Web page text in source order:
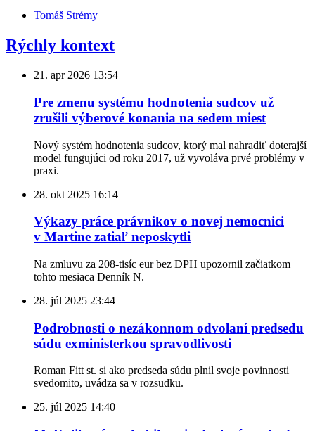
Tomáš Strémy
Rýchly kontext
21. apr 2026 13:54
Pre zmenu systému hodnotenia sudcov už
zrušili výberové konania na sedem miest
Nový systém hodnotenia sudcov, ktorý mal nahradiť doterajší
model fungujúci od roku 2017, už vyvoláva prvé problémy v
praxi.
28. okt 2025 16:14
Výkazy práce právnikov o novej nemocnici
v Martine zatiaľ neposkytli
Na zmluvu za 208-tisíc eur bez DPH upozornil začiatkom
tohto mesiaca Denník N.
28. júl 2025 23:44
Podrobnosti o nezákonnom odvolaní predsedu
súdu exministerkou spravodlivosti
Roman Fitt st. si ako predseda súdu plnil svoje povinnosti
svedomito, uvádza sa v rozsudku.
25. júl 2025 14:40